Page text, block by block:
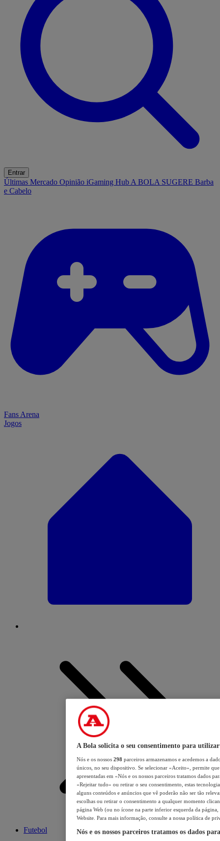
Entrar
Últimas Mercado Opinião iGaming Hub A BOLA SUGERE Barba
e Cabelo
Fans Arena
Jogos
Futebol
A Bola solicita o seu consentimento para utilizar
Nós e os nossos 298 parceiros armazenamos e acedemos a
únicos, no seu dispositivo. Se selecionar «Aceito», permite
apresentadas em «Nós e os nossos parceiros tratamos dados
«Rejeitar tudo» ou retirar o seu consentimento, estas
alguns conteúdos e anúncios que vê poderão não ser tão
escolhas ou retirar o consentimento a qualquer momento
página Web (ou no ícone na parte inferior esquerda da página,
Website. Para mais informação, consulte a nossa política de
Nós e os nossos parceiros tratamos os dados